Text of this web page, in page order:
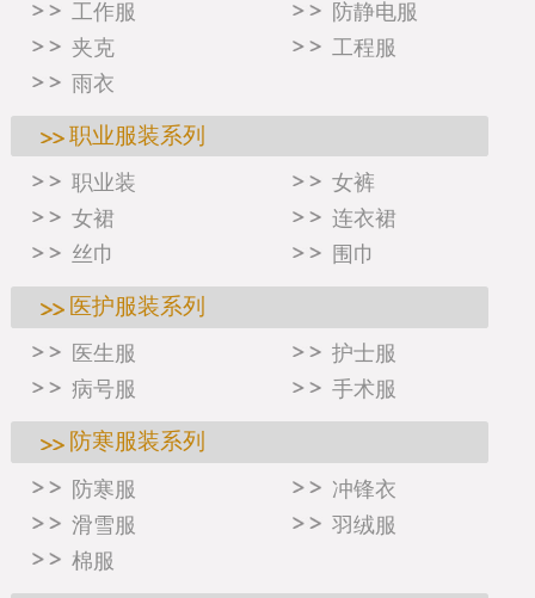
工作服
防静电服
夹克
工程服
雨衣
职业服装系列
职业装
女裤
女裙
连衣裙
丝巾
围巾
医护服装系列
医生服
护士服
病号服
手术服
防寒服装系列
防寒服
冲锋衣
滑雪服
羽绒服
棉服